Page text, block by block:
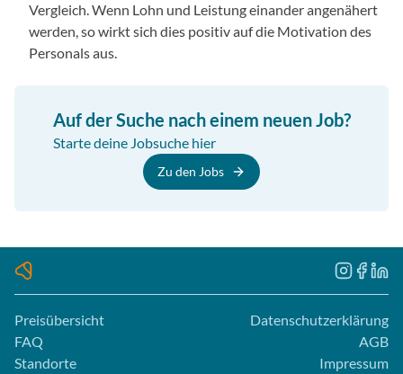
Vergleich. Wenn Lohn und Leistung einander angenähert
werden, so wirkt sich dies positiv auf die Motivation des
Personals aus.
Auf der Suche nach einem neuen Job?
Starte deine Jobsuche hier
Zu den Jobs
Preisübersicht
FAQ
Standorte
Datenschutzerklärung
AGB
Impressum